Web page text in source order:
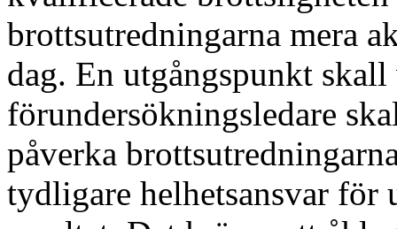
brottsutredningarna mera
dag. En utgångspunkt
förundersökningsledare
påverka
tydligare helhetsansvar för